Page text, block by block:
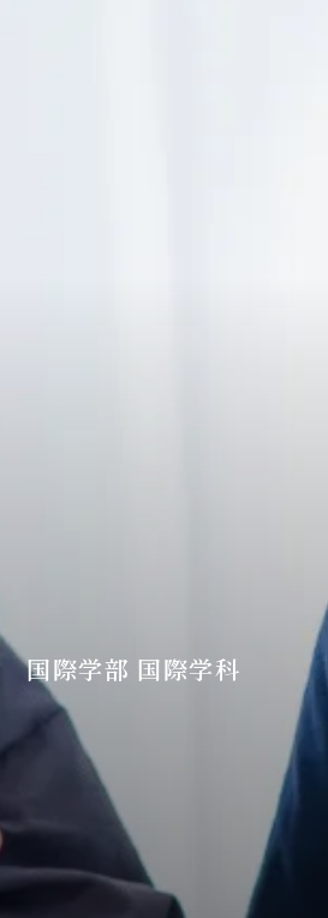
国際学部 国際学科